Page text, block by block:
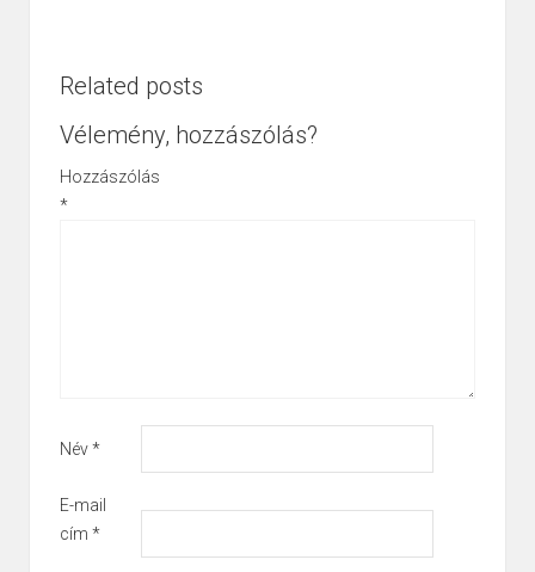
Related posts
Vélemény, hozzászólás?
Hozzászólás
*
Név*
E-mail
cím *